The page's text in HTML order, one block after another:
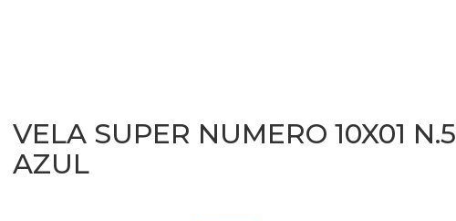
VELA SUPER NUMERO 10X01 N.5
AZUL